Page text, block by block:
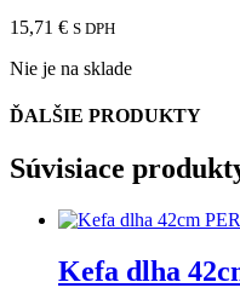
15,71 € S DPH
Nie je na sklade
ĎALŠIE PRODUKTY
Súvisiace
Kefa dlha